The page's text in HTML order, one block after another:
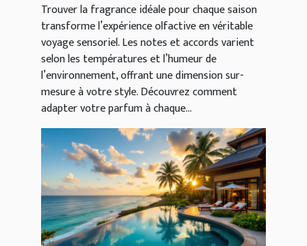
Trouver la fragrance idéale pour chaque saison
transforme l’expérience olfactive en véritable
voyage sensoriel. Les notes et accords varient
selon les températures et l’humeur de
l’environnement, offrant une dimension sur-
mesure à votre style. Découvrez comment
adapter votre parfum à chaque...